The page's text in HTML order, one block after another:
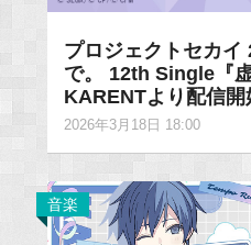
プロジェクトセカイ
で。 12th Single『
KARENTより配信開
2026年3月18日 18:00
音楽